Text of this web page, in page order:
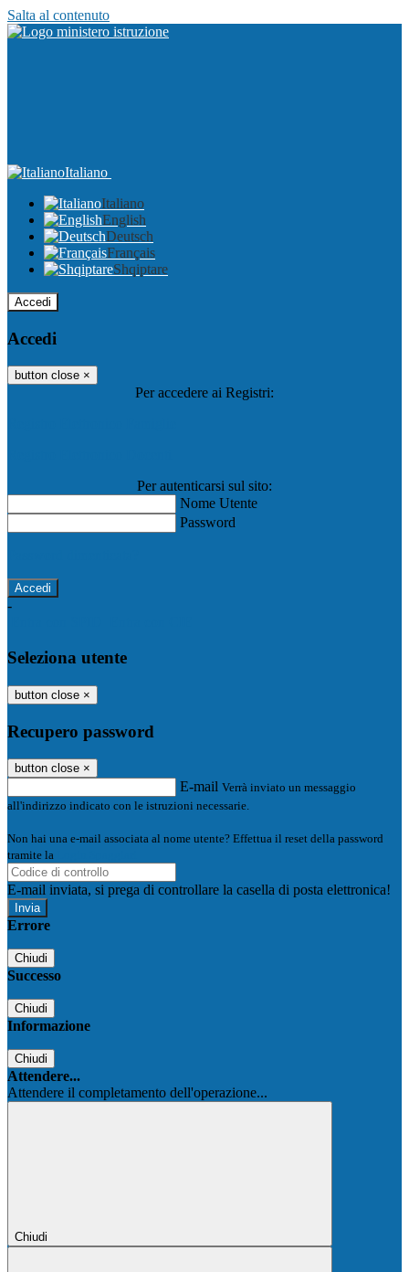
Salta al contenuto
Italiano
Italiano
English
Deutsch
Français
Shqiptare
Accedi
Accedi
button close ×
Per accedere ai Registri:
Per autenticarsi sul sito:
Nome Utente
Password
-
Seleziona utente
button close ×
Recupero password
button close ×
E-mail Verrà inviato un messaggio
all'indirizzo indicato con le istruzioni necessarie.
Non hai una e-mail associata al nome utente? Effettua il reset della password
tramite la
E-mail inviata, si prega di controllare la casella di posta elettronica!
Errore
Chiudi
Successo
Chiudi
Informazione
Chiudi
Attendere...
Attendere il completamento dell'operazione...
Chiudi